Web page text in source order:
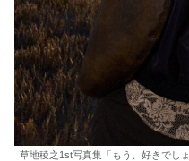
草地稜之1st写真集「もう、好きでし